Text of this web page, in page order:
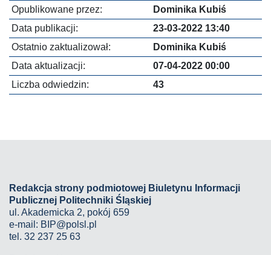
Opublikowane przez:
Dominika Kubiś
Data publikacji:
23-03-2022 13:40
Ostatnio zaktualizował:
Dominika Kubiś
Data aktualizacji:
07-04-2022 00:00
Liczba odwiedzin:
43
Redakcja strony podmiotowej Biuletynu Informacji
Publicznej Politechniki Śląskiej
ul. Akademicka 2, pokój 659
e-mail: BIP@polsl.pl
tel. 32 237 25 63